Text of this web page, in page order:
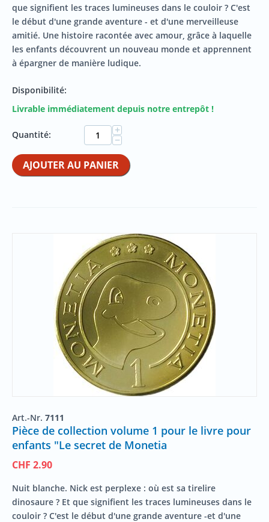
que signifient les traces lumineuses dans le couloir ? C'est
le début d'une grande aventure - et d'une merveilleuse
amitié. Une histoire racontée avec amour, grâce à laquelle
les enfants découvrent un nouveau monde et apprennent
à épargner de manière ludique.
Disponibilité:
Livrable immédiatement depuis notre entrepôt !
Quantité: +
−
AJOUTER AU PANIER
Art.-Nr. 7111
Pièce de collection volume 1 pour le livre pour
enfants "Le secret de Monetia
CHF 2.90
Nuit blanche. Nick est perplexe : où est sa tirelire
dinosaure ? Et que signifient les traces lumineuses dans le
couloir ? C'est le début d'une grande aventure -et d'une